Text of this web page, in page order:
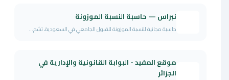
نبراس — حاسبة النسبة الموزونة
حاسبة مجانية للنسبة الموزونة للقبول الجامعي في السعودية، تشم...
موقع المفيد - البوابة القانونية والإدارية في
الجزائر